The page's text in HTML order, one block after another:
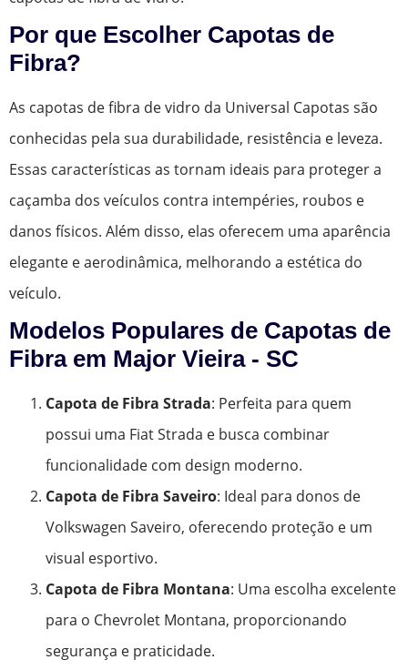
Por que Escolher Capotas de
Fibra?
As capotas de fibra de vidro da Universal Capotas são
conhecidas pela sua durabilidade, resistência e leveza.
Essas características as tornam ideais para proteger a
caçamba dos veículos contra intempéries, roubos e
danos físicos. Além disso, elas oferecem uma aparência
elegante e aerodinâmica, melhorando a estética do
veículo.
Modelos Populares de Capotas de
Fibra em Major Vieira - SC
Capota de Fibra Strada: Perfeita para quem
possui uma Fiat Strada e busca combinar
funcionalidade com design moderno.
Capota de Fibra Saveiro: Ideal para donos de
Volkswagen Saveiro, oferecendo proteção e um
visual esportivo.
Capota de Fibra Montana: Uma escolha excelente
para o Chevrolet Montana, proporcionando
segurança e praticidade.